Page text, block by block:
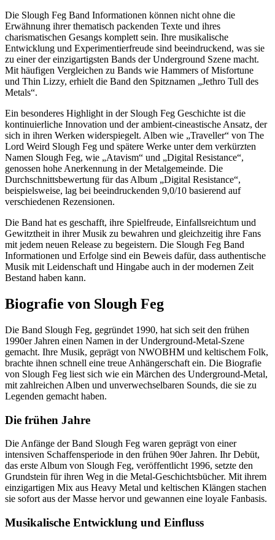
Die Slough Feg Band Informationen können nicht ohne die
Erwähnung ihrer thematisch packenden Texte und ihres
charismatischen Gesangs komplett sein. Ihre musikalische
Entwicklung und Experimentierfreude sind beeindruckend, was sie
zu einer der einzigartigsten Bands der Underground Szene macht.
Mit häufigen Vergleichen zu Bands wie Hammers of Misfortune
und Thin Lizzy, erhielt die Band den Spitznamen „Jethro Tull des
Metals“.
Ein besonderes Highlight in der Slough Feg Geschichte ist die
kontinuierliche Innovation und der ambient-cineastische Ansatz, der
sich in ihren Werken widerspiegelt. Alben wie „Traveller“ von The
Lord Weird Slough Feg und spätere Werke unter dem verkürzten
Namen Slough Feg, wie „Atavism“ und „Digital Resistance“,
genossen hohe Anerkennung in der Metalgemeinde. Die
Durchschnittsbewertung für das Album „Digital Resistance“,
beispielsweise, lag bei beeindruckenden 9,0/10 basierend auf
verschiedenen Rezensionen.
Die Band hat es geschafft, ihre Spielfreude, Einfallsreichtum und
Gewitztheit in ihrer Musik zu bewahren und gleichzeitig ihre Fans
mit jedem neuen Release zu begeistern. Die Slough Feg Band
Informationen und Erfolge sind ein Beweis dafür, dass authentische
Musik mit Leidenschaft und Hingabe auch in der modernen Zeit
Bestand haben kann.
Biografie von Slough Feg
Die Band Slough Feg, gegründet 1990, hat sich seit den frühen
1990er Jahren einen Namen in der Underground-Metal-Szene
gemacht. Ihre Musik, geprägt von NWOBHM und keltischem Folk,
brachte ihnen schnell eine treue Anhängerschaft ein. Die Biografie
von Slough Feg liest sich wie ein Märchen des Underground-Metal,
mit zahlreichen Alben und unverwechselbaren Sounds, die sie zu
Legenden gemacht haben.
Die frühen Jahre
Die Anfänge der Band Slough Feg waren geprägt von einer
intensiven Schaffensperiode in den frühen 90er Jahren. Ihr Debüt,
das erste Album von Slough Feg, veröffentlicht 1996, setzte den
Grundstein für ihren Weg in die Metal-Geschichtsbücher. Mit ihrem
einzigartigen Mix aus Heavy Metal und keltischen Klängen stachen
sie sofort aus der Masse hervor und gewannen eine loyale Fanbasis.
Musikalische Entwicklung und Einfluss